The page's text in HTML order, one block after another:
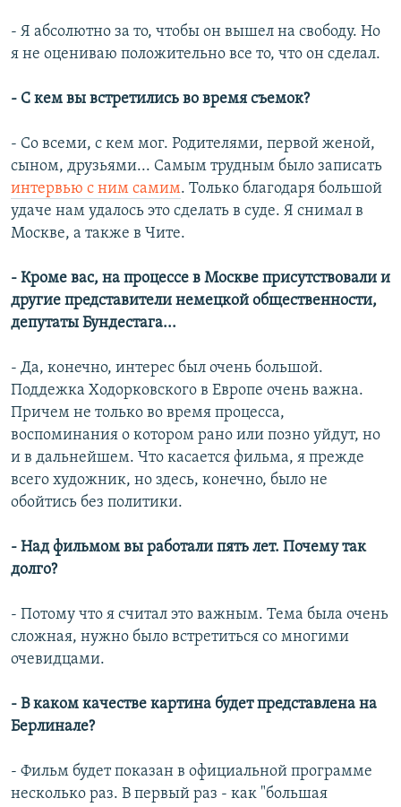
- Я абсолютно за то, чтобы он вышел на свободу. Но
я не оцениваю положительно все то, что он сделал.
- С кем вы встретились во время съемок?
- Со всеми, с кем мог. Родителями, первой женой,
сыном, друзьями... Самым трудным было записать
интервью с ним самим. Только благодаря большой
удаче нам удалось это сделать в суде. Я снимал в
Москве, а также в Чите.
- Кроме вас, на процессе в Москве присутствовали и
другие представители немецкой общественности,
депутаты Бундестага...
- Да, конечно, интерес был очень большой.
Поддежка Ходорковского в Европе очень важна.
Причем не только во время процесса,
воспоминания о котором рано или позно уйдут, но
и в дальнейшем. Что касается фильма, я прежде
всего художник, но здесь, конечно, было не
обойтись без политики.
- Над фильмом вы работали пять лет. Почему так
долго?
- Потому что я считал это важным. Тема была очень
сложная, нужно было встретиться со многими
очевидцами.
- В каком качестве картина будет представлена на
Берлинале?
- Фильм будет показан в официальной программе
несколько раз. В первый раз - как "большая